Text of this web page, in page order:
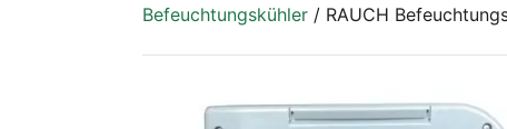
Befeuchtungskühler / RAUCH